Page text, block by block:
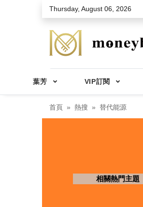
Skip to main contentThursday, August 06, 2026
葉芳 VIP訂閱
首頁 熱搜 替代能源
相關熱門主題